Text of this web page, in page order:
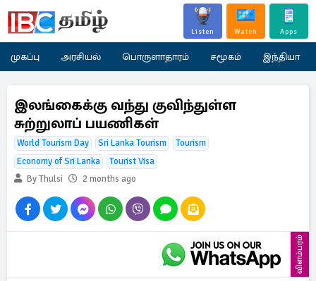
Listen Watch Apps
முகப்பு அரசியல் பொருளாதாரம் சமூகம் இந்தியா
இலங்கைக்கு வந்து குவிந்துள்ள
சுற்றுலாப் பயணிகள்
World Tourism Day Sri Lanka Tourism
Tourism
Economy of Sri Lanka
Tourist Visa
By Thulsi
2 months ago
விளம்பரம்